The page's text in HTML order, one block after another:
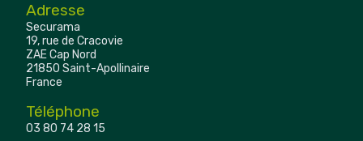
Adresse
Securama
19, rue de Cracovie
ZAE Cap Nord
21850 Saint-Apollinaire
France
Téléphone
03 80 74 28 15